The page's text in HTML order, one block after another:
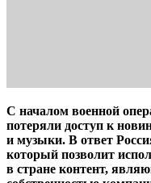
С началом военной
потеряли доступ к
и музыки. В ответ
который позволит
в стране контент,